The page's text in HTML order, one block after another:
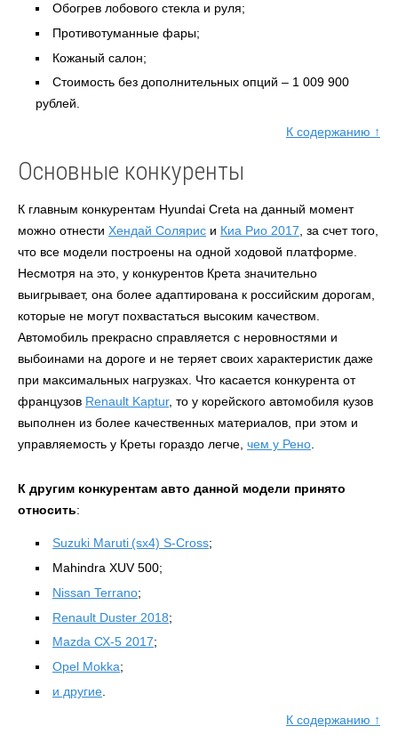
Обогрев лобового стекла и руля;
Противотуманные фары;
Кожаный салон;
Стоимость без дополнительных опций – 1 009 900
рублей.
К содержанию ↑
Основные конкуренты
К главным конкурентам Hyundai Creta на данный момент
можно отнести Хендай Солярис и Киа Рио 2017 , за счет того,
что все модели построены на одной ходовой платформе.
Несмотря на это, у конкурентов Крета значительно
выигрывает, она более адаптирована к российским дорогам,
которые не могут похвастаться высоким качеством.
Автомобиль прекрасно справляется с неровностями и
выбоинами на дороге и не теряет своих характеристик даже
при максимальных нагрузках. Что касается конкурента от
французов Renault Kaptur, то у корейского автомобиля кузов
выполнен из более качественных материалов, при этом и
управляемость у Креты гораздо легче, чем у Рено
К другим конкурентам авто данной модели принято
относить:
Suzuki Maruti (sx4) S-Cross;
Mahindra XUV 500;
Nissan Terrano;
Renault Duster 2018;
Мazda СХ-5 2017;
Opel Mokka;
и другие
К содержанию ↑